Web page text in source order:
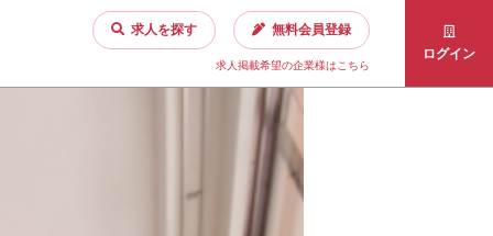
求人を探す 無料会員登録
求人掲載希望の企業様はこちら
ログイン